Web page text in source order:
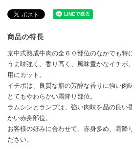
商品の特長
京中式熟成牛肉の全６０部位のなかでも特
うま味強く、香り高く、風味豊かなイチボ
用にカット。
イチボは、良質な脂の芳醇な香りに強い肉
とてもやわらかい霜降り部位。
ラムシンとランプは、強い肉味を品の良い
かい赤身部位。
お客様の好みに合わせて、赤身多め、霜降
ださい。